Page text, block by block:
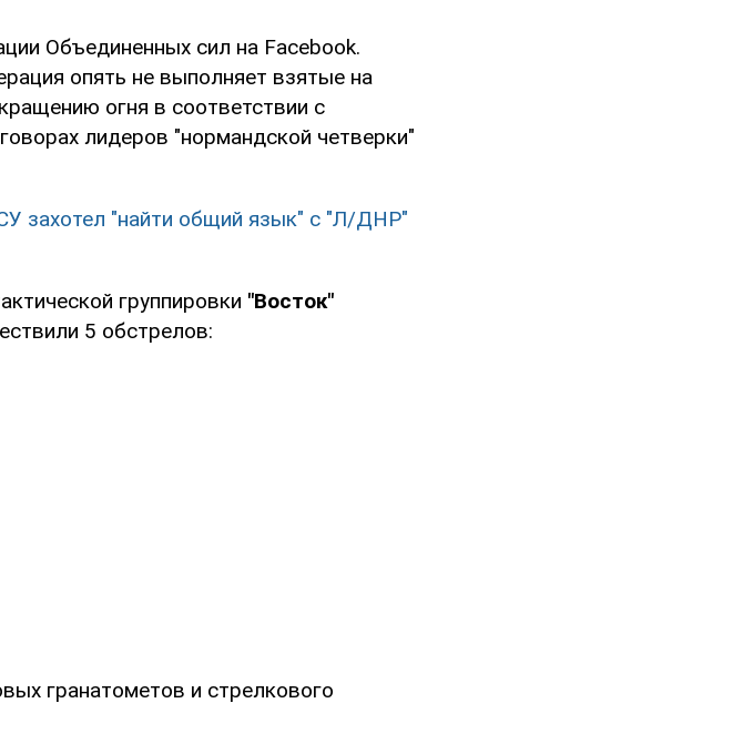
Объединенных сил на Facebook.
опять не выполняет взятые на
огня в соответствии с
лидеров "нормандской четверки"
захотел "найти общий язык" с "Л/ДНР"
группировки "Восток"
5 обстрелов:
гранатометов и стрелкового